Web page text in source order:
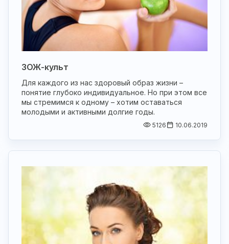
ЗОЖ-культ
Для каждого из нас здоровый образ жизни –
понятие глубоко индивидуальное. Но при этом все
мы стремимся к одному – хотим оставаться
молодыми и активными долгие годы.
5126 10.06.2019